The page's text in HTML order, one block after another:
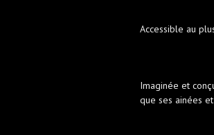
Accessible au
Imaginée et
que ses ainées